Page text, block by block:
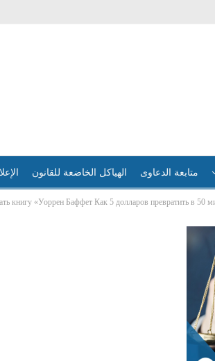
متابعة الدعاوى الهياكل الخاضعة للقانون
книгу «Уоррен Баффет Как 5 долларов превратить в 50